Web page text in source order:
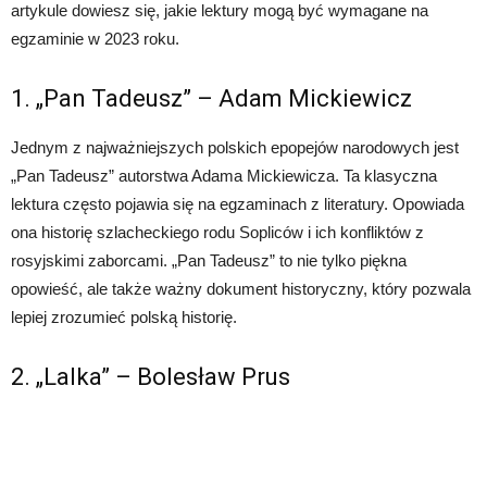
artykule dowiesz się, jakie lektury mogą być wymagane na
egzaminie w 2023 roku.
1. „Pan Tadeusz” – Adam Mickiewicz
Jednym z najważniejszych polskich epopejów narodowych jest
„Pan Tadeusz” autorstwa Adama Mickiewicza. Ta klasyczna
lektura często pojawia się na egzaminach z literatury. Opowiada
ona historię szlacheckiego rodu Sopliców i ich konfliktów z
rosyjskimi zaborcami. „Pan Tadeusz” to nie tylko piękna
opowieść, ale także ważny dokument historyczny, który pozwala
lepiej zrozumieć polską historię.
2. „Lalka” – Bolesław Prus